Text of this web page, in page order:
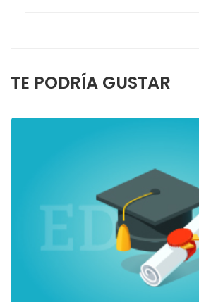
TE PODRÍA GUSTAR